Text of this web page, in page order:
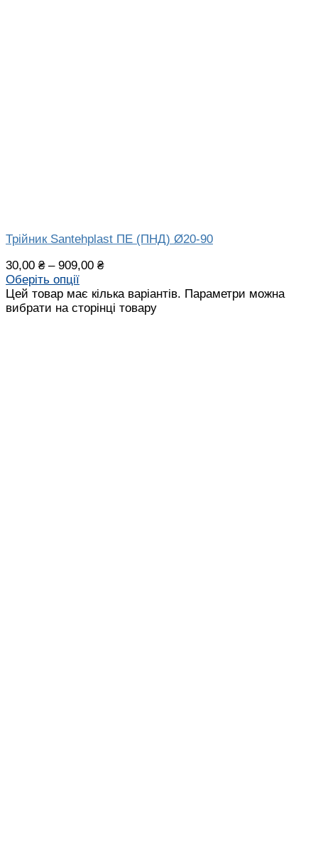
Трійник Santehplast ПЕ (ПНД) Ø20-90
30,00 ₴– 909,00 ₴
Оберіть опції
Цей товар має кілька варіантів. Параметри можна
вибрати на сторінці товару